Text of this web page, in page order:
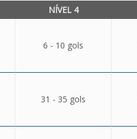
NÍVEL 4
6 - 10 gols
31 - 35 gols